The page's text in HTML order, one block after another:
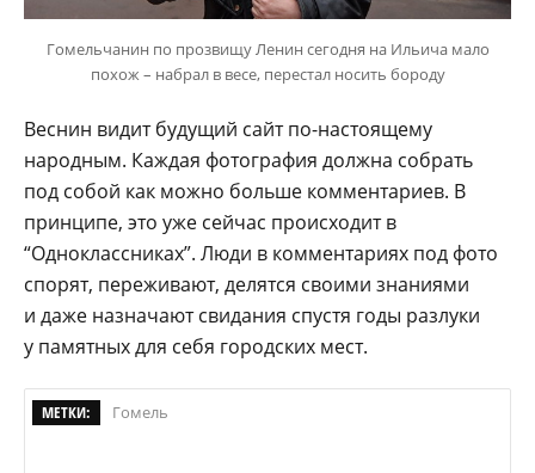
Гомельчанин по прозвищу Ленин сегодня на Ильича мало
похож – набрал в весе, перестал носить бороду
Веснин видит будущий сайт по-настоящему
народным. Каждая фотография должна собрать
под собой как можно больше комментариев. В
принципе, это уже сейчас происходит в
“Одноклассниках”. Люди в комментариях под фото
спорят, переживают, делятся своими знаниями
и даже назначают свидания спустя годы разлуки
у памятных для себя городских мест.
МЕТКИ: Гомель